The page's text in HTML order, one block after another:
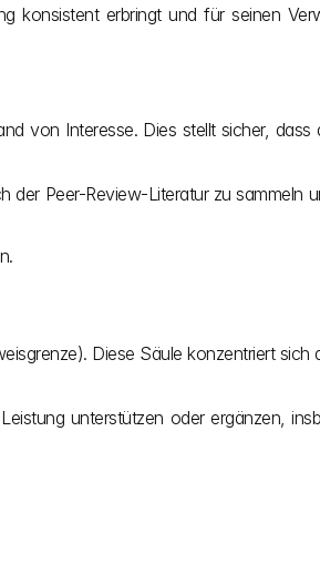
konsistent erbringt und für seinen
von Interesse. Dies stellt sicher, dass
der Peer-Review-Literatur zu sammeln
Diese Säule konzentriert sich
unterstützen oder ergänzen,